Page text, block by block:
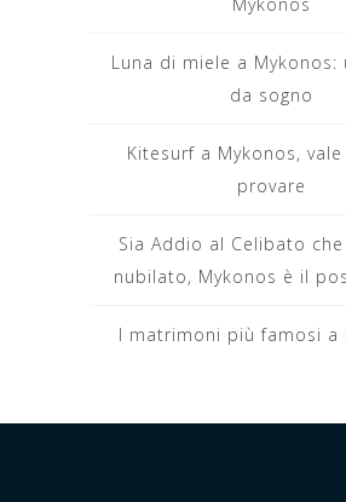
Luna di miele a Mykonos:
da sogno
Kitesurf a Mykonos,
provare
Sia Addio al Celibato
nubilato, Mykonos è il
I matrimoni più famosi a